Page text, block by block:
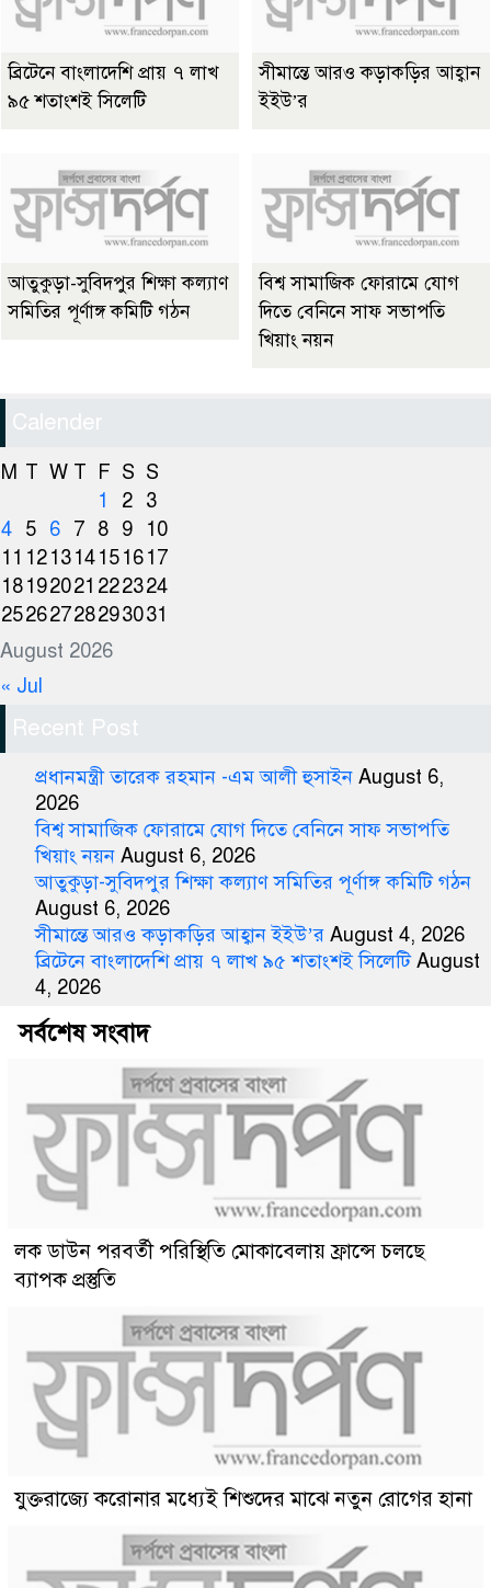
ব্রিটেনে বাংলাদেশি প্রায় ৭ লাখ
৯৫ শতাংশই সিলেটি
সীমান্তে আরও কড়াকড়ির আহ্বান
ইইউ’র
আতুকুড়া-সুবিদপুর শিক্ষা কল্যাণ
সমিতির পূর্ণাঙ্গ কমিটি গঠন
বিশ্ব সামাজিক ফোরামে যোগ
দিতে বেনিনে সাফ সভাপতি
খিয়াং নয়ন
Calender
August 2026
M T W T F S S
1
2 3
4 5 6 7 8 9
10
11 121314151617
18192021 222324
25262728293031
« Jul
Recent Post
প্রধানমন্ত্রী তারেক রহমান -এম আলী হুসাইন August 6,
2026
বিশ্ব সামাজিক ফোরামে যোগ দিতে বেনিনে সাফ সভাপতি
খিয়াং নয়ন August 6, 2026
আতুকুড়া-সুবিদপুর শিক্ষা কল্যাণ সমিতির পূর্ণাঙ্গ কমিটি গঠন
August 6, 2026
সীমান্তে আরও কড়াকড়ির আহ্বান ইইউ’র August 4, 2026
ব্রিটেনে বাংলাদেশি প্রায় ৭ লাখ ৯৫ শতাংশই সিলেটি August
4, 2026
সর্বশেষ সংবাদ
লক ডাউন পরবর্তী পরিস্থিতি মোকাবেলায় ফ্রান্সে চলছে
ব্যাপক প্রস্তুতি
যুক্তরাজ্যে করোনার মধ্যেই শিশুদের মাঝে নতুন রোগের হানা